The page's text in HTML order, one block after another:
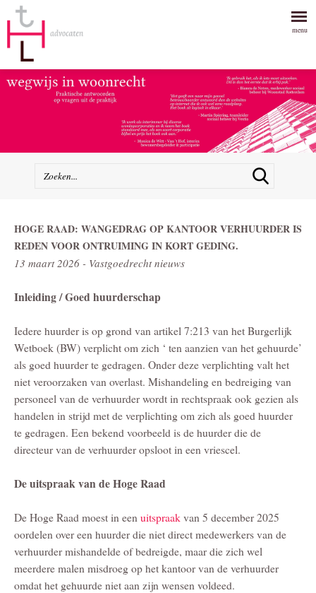
menu
HOGE RAAD: WANGEDRAG OP KANTOOR VERHUURDER IS
REDEN VOOR ONTRUIMING IN KORT GEDING.
13 maart 2026 - Vastgoedrecht nieuws
Inleiding / Goed huurderschap
Iedere huurder is op grond van artikel 7:213 van het Burgerlijk
Wetboek (BW) verplicht om zich ‘ ten aanzien van het gehuurde’
als goed huurder te gedragen. Onder deze verplichting valt het
niet veroorzaken van overlast. Mishandeling en bedreiging van
personeel van de verhuurder wordt in rechtspraak ook gezien als
handelen in strijd met de verplichting om zich als goed huurder
te gedragen. Een bekend voorbeeld is de huurder die de
directeur van de verhuurder opsloot in een vriescel.
De uitspraak van de Hoge Raad
De Hoge Raad moest in een uitspraak van 5 december 2025
oordelen over een huurder die niet direct medewerkers van de
verhuurder mishandelde of bedreigde, maar die zich wel
meerdere malen misdroeg op het kantoor van de verhuurder
omdat het gehuurde niet aan zijn wensen voldeed.